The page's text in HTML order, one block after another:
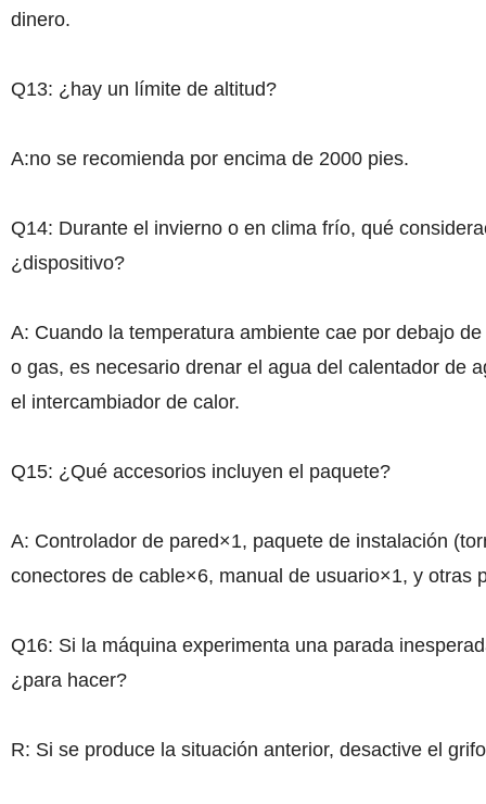
dinero.
Q13: ¿hay un límite de altitud?
A:no se recomienda por encima de 2000 pies.
Q14: Durante el invierno o en clima frío, qué
¿dispositivo?
A: Cuando la temperatura ambiente cae por debajo
o gas, es necesario drenar el agua del calentador de
el intercambiador de calor.
Q15: ¿Qué accesorios incluyen el paquete?
A: Controlador de pared×1, paquete de instalación
conectores de cable×6, manual de usuario×1, y otras
Q16: Si la máquina experimenta una parada
¿para hacer?
R: Si se produce la situación anterior, desactive el